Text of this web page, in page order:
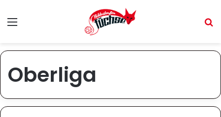
Menü
Oberliga